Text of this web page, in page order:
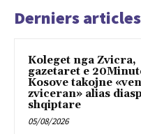
Derniers articles
Koleget nga Zvicra,
gazetaret e
Kosove takojne
zviceran» alias
shqiptare
05/08/2026